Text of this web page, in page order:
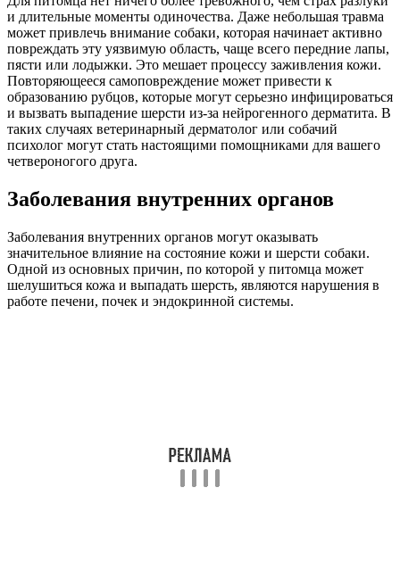
и длительные моменты одиночества. Даже небольшая травма
может привлечь внимание собаки, которая начинает активно
повреждать эту уязвимую область, чаще всего передние лапы,
пясти или лодыжки. Это мешает процессу заживления кожи.
Повторяющееся самоповреждение может привести к
образованию рубцов, которые могут серьезно инфицироваться
и вызвать выпадение шерсти из-за нейрогенного дерматита. В
таких случаях ветеринарный дерматолог или собачий
психолог могут стать настоящими помощниками для вашего
четвероногого друга.
Заболевания внутренних органов
Заболевания внутренних органов могут оказывать
значительное влияние на состояние кожи и шерсти собаки.
Одной из основных причин, по которой у питомца может
шелушиться кожа и выпадать шерсть, являются нарушения в
работе печени, почек и эндокринной системы.